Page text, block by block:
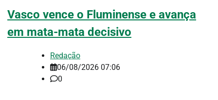
Vasco vence o Fluminense e avança
em mata-mata decisivo
Redação
06/08/2026 07:06
0